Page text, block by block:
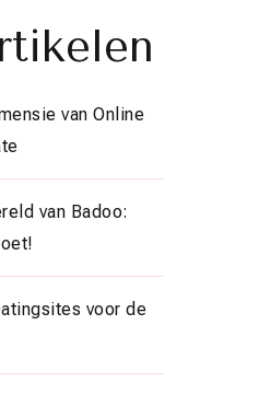
van Online
van Badoo:
voor de